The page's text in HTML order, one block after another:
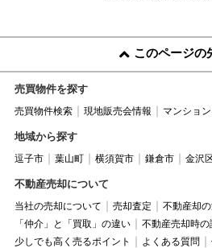
このページの
売買物件を探す
売買物件検索 現地販売会情報 マンショ
地域から探す
逗子市 葉山町 横須賀市 鎌倉市 金沢
不動産売却について
当社の売却について 売却査定
不動産却
「仲介」と「買取」の違い
不動産売却時の
少しでも高く売るポイント
よくある質問